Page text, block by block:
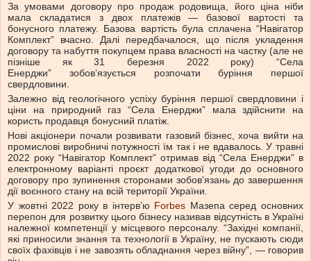
За умовами договору про продаж родовища, його ціна ніби
мала складатися з двох платежів — базової вартості та
бонусного платежу. Базова вартість була сплачена “Навігатор
Комплект” вчасно. Далі передбачалося, що після укладення
договору та набуття покупцем права власності на частку (але не
пізніше як 31 березня 2022 року) “Села
Енерджи” зобовʼязується розпочати буріння першої
свердловини.
Залежно від геологічного успіху буріння першої свердловини і
ціни на природний газ “Села Енерджи” мала здійснити на
користь продавця бонусний платіж.
Нові акціонери почали розвивати газовий бізнес, хоча вийти на
промислові виробничі потужності їм так і не вдавалось. У травні
2022 року “Навігатор Комплект” отримав від “Села Енерджи” в
електронному варіанті проєкт додаткової угоди до основного
договору про зупинення сторонами зобовʼязань до завершення
дії воєнного стану на всій території України.
У жовтні 2022 року в інтервʼю Forbes Мазепа серед основних
перепон для розвитку цього бізнесу називав відсутність в Україні
належної компетенції у місцевого персоналу. “Західні компанії,
які приносили знання та технології в Україну, не пускають сюди
своїх фахівців і не завозять обладнання через війну”, — говорив